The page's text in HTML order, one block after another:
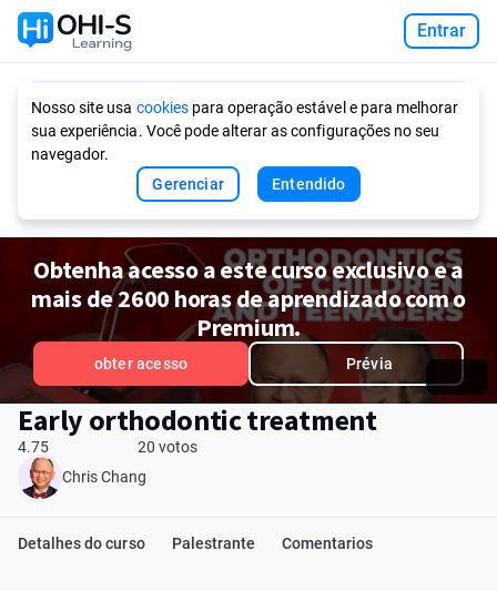
Entrar
Nosso site usa cookiespara operação estável e para melhorar
sua experiência. Você pode alterar as configurações no seu
navegador.
Gerenciar
Entendido
Obtenha acesso a este curso exclusivo e a
mais de 2600 horas de aprendizado com o
Premium.
obter acesso Prévia
Early orthodontic treatment
4.75
20 votos
Chris Chang
Detalhes do curso Palestrante Comentarios